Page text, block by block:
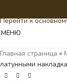
Перейти к
МЕНЮ
Главная страница »
латунными